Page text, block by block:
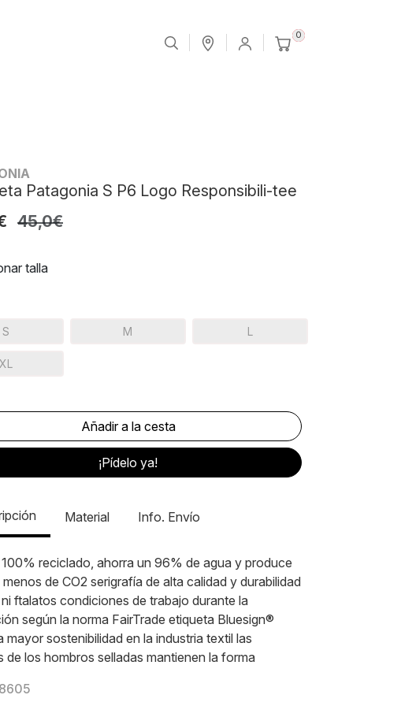
0
Patagonia S P6 Logo Responsibili-tee
45,0€
talla
S M L
XL
¡Pídelo ya!
Material Info. Envío
reciclado, ahorra un 96% de agua y produce
de CO2 serigrafía de alta calidad y durabilidad
ftalatos condiciones de trabajo durante la
según la norma FairTrade etiqueta Bluesign®
mayor sostenibilidad en la industria textil las
de los hombros selladas mantienen la forma